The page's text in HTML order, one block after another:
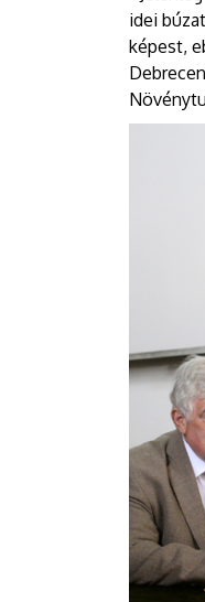
idei
képest,